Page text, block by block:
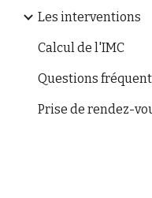
Les interventions
Calcul de l'IMC
Questions
Prise de rendez-